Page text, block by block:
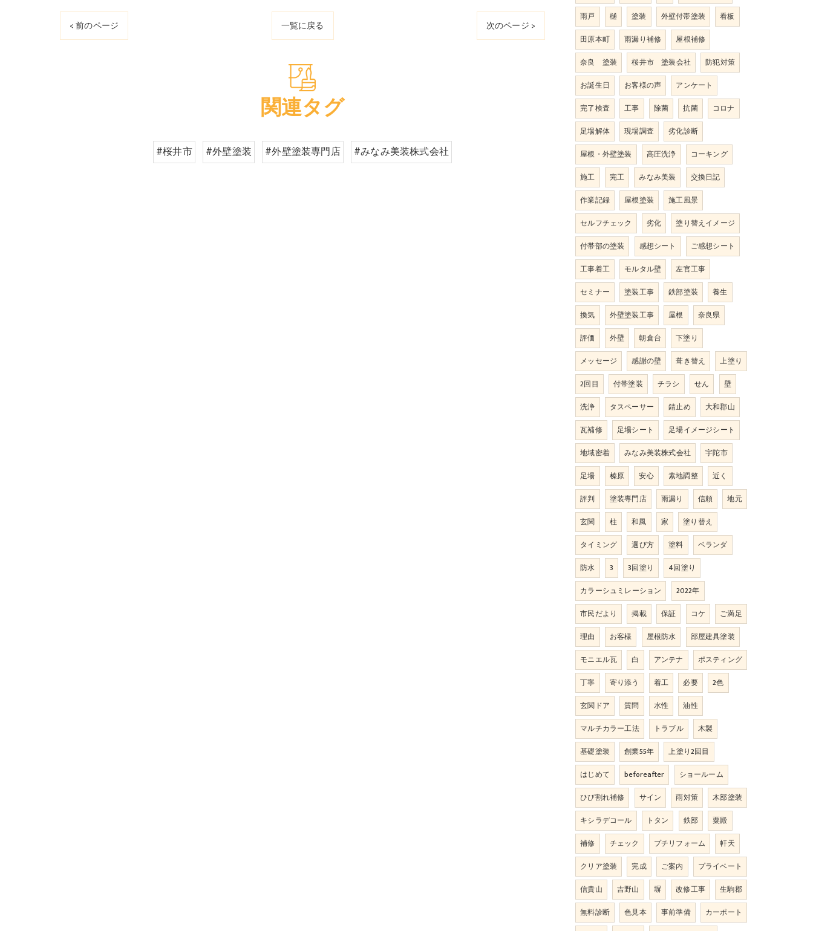
< 前のページ 一覧に戻る 次のページ >
関連タグ
#桜井市 #外壁塗装 #外壁塗装専門店 #みなみ美装株式会社
雨戸
樋 塗装 外壁付帯塗装
看板
田原本町
雨漏り補修
屋根補修
奈良 塗装
桜井市 塗装会社
防犯対策
お誕生日
お客様の声
アンケート
完了検査
工事 除菌 抗菌
コロナ
足場解体
現場調査
劣化診断
屋根・外壁塗装
高圧洗浄
コーキング
施工
完工 みなみ美装
交換日記
作業記録
屋根塗装
施工風景
セルフチェック
劣化
塗り替えイメージ
付帯部の塗装
感想シート
ご感想シート
工事着工
モルタル壁
左官工事
セミナー
塗装工事 鉄部塗装
養生
換気
外壁塗装工事 屋根
奈良県
評価
外壁 朝倉台
下塗り
メッセージ
感謝の壁 葺き替え
上塗り
2回目
付帯塗装 チラシ せん
壁
洗浄
タスペーサー 錆止め
大和郡山
瓦補修
足場シート
足場イメージシート
地域密着
みなみ美装株式会社
宇陀市
足場
榛原 安心 素地調整
近く
評判
塗装専門店 雨漏り 信頼
地元
玄関
柱 和風 家
塗り替え
タイミング
選び方 塗料
ベランダ
防水
3 3回塗り
4回塗り
カラーシュミレーション
2022年
市民だより
掲載 保証 コケ
ご満足
理由
お客様 屋根防水
部屋建具塗装
モニエル瓦
白 アンテナ
ポスティング
丁寧
寄り添う 着工 必要
2色
玄関ドア
質問 水性
油性
マルチカラー工法
トラブル
木製
基礎塗装
創業55年
上塗り2回目
はじめて
beforeafter
ショールーム
ひび割れ補修
サイン 雨対策
木部塗装
キシラデコール
トタン 鉄部
粟殿
補修
チェック プチリフォーム
軒天
クリア塗装
完成 ご案内
プライベート
信貴山
吉野山 塀 改修工事
生駒郡
無料診断
色見本 事前準備
カーポート